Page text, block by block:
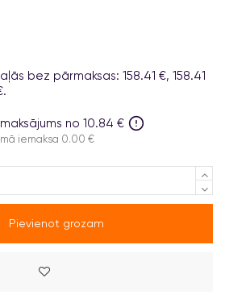
bez pārmaksas: 158.41 €, 158.41
no 10.84 €
iemaksa 0.00 €
Pievienot grozam